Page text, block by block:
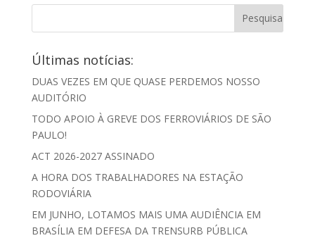
Últimas notícias:
DUAS VEZES EM QUE QUASE PERDEMOS NOSSO
AUDITÓRIO
TODO APOIO À GREVE DOS FERROVIÁRIOS DE SÃO
PAULO!
ACT 2026-2027 ASSINADO
A HORA DOS TRABALHADORES NA ESTAÇÃO
RODOVIÁRIA
EM JUNHO, LOTAMOS MAIS UMA AUDIÊNCIA EM
BRASÍLIA EM DEFESA DA TRENSURB PÚBLICA